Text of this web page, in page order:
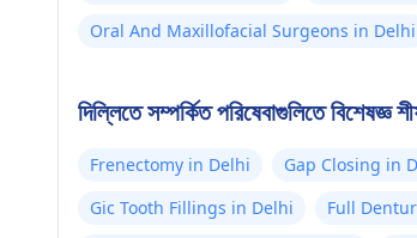
Oral And Maxillofacial Surgeons in Delhi
দিল্লিতে সম্পর্কিত পরিষেবাগুলিতে বিশেষজ্ঞ
Frenectomy in Delhi Gap Closing in
Gic Tooth Fillings in Delhi
Full